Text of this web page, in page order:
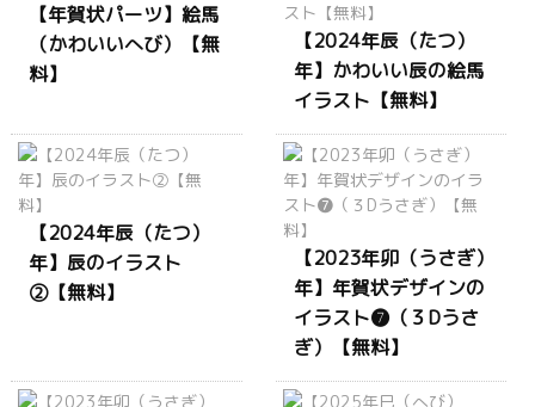
【年賀状パーツ】絵馬
（かわいいへび）【無
料】
【2024年辰（たつ）
年】かわいい辰の絵馬
イラスト【無料】
【2024年辰（たつ）
年】辰のイラスト
②【無料】
【2023年卯（うさぎ）
年】年賀状デザインの
イラスト❼（３Dうさ
ぎ）【無料】